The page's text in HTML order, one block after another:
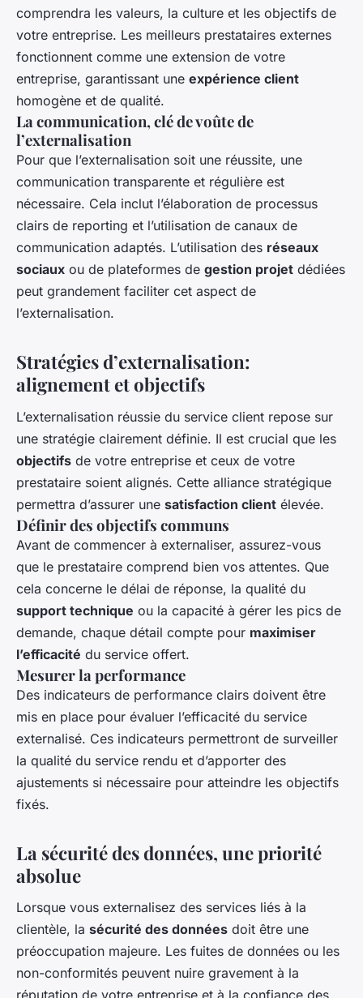
comprendra les valeurs, la culture et les objectifs de
votre entreprise. Les meilleurs prestataires externes
fonctionnent comme une extension de votre
entreprise, garantissant une expérience client
homogène et de qualité.
La communication, clé de voûte de
l’externalisation
Pour que l’externalisation soit une réussite, une
communication transparente et régulière est
nécessaire. Cela inclut l’élaboration de processus
clairs de reporting et l’utilisation de canaux de
communication adaptés. L’utilisation des réseaux
sociaux ou de plateformes de gestion projet dédiées
peut grandement faciliter cet aspect de
l’externalisation.
Stratégies d’externalisation:
alignement et objectifs
L’externalisation réussie du service client repose sur
une stratégie clairement définie. Il est crucial que les
objectifs de votre entreprise et ceux de votre
prestataire soient alignés. Cette alliance stratégique
permettra d’assurer une satisfaction client élevée.
Définir des objectifs communs
Avant de commencer à externaliser, assurez-vous
que le prestataire comprend bien vos attentes. Que
cela concerne le délai de réponse, la qualité du
support technique ou la capacité à gérer les pics de
demande, chaque détail compte pour maximiser
l’efficacité du service offert.
Mesurer la performance
Des indicateurs de performance clairs doivent être
mis en place pour évaluer l’efficacité du service
externalisé. Ces indicateurs permettront de surveiller
la qualité du service rendu et d’apporter des
ajustements si nécessaire pour atteindre les objectifs
fixés.
La sécurité des données, une priorité
absolue
Lorsque vous externalisez des services liés à la
clientèle, la sécurité des données doit être une
préoccupation majeure. Les fuites de données ou les
non-conformités peuvent nuire gravement à la